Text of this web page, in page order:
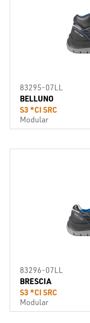
83295-07LL
BELLUNO
S3 *CI SRC
Modular
83296-07LL
BRESCIA
S3 *CI SRC
Modular